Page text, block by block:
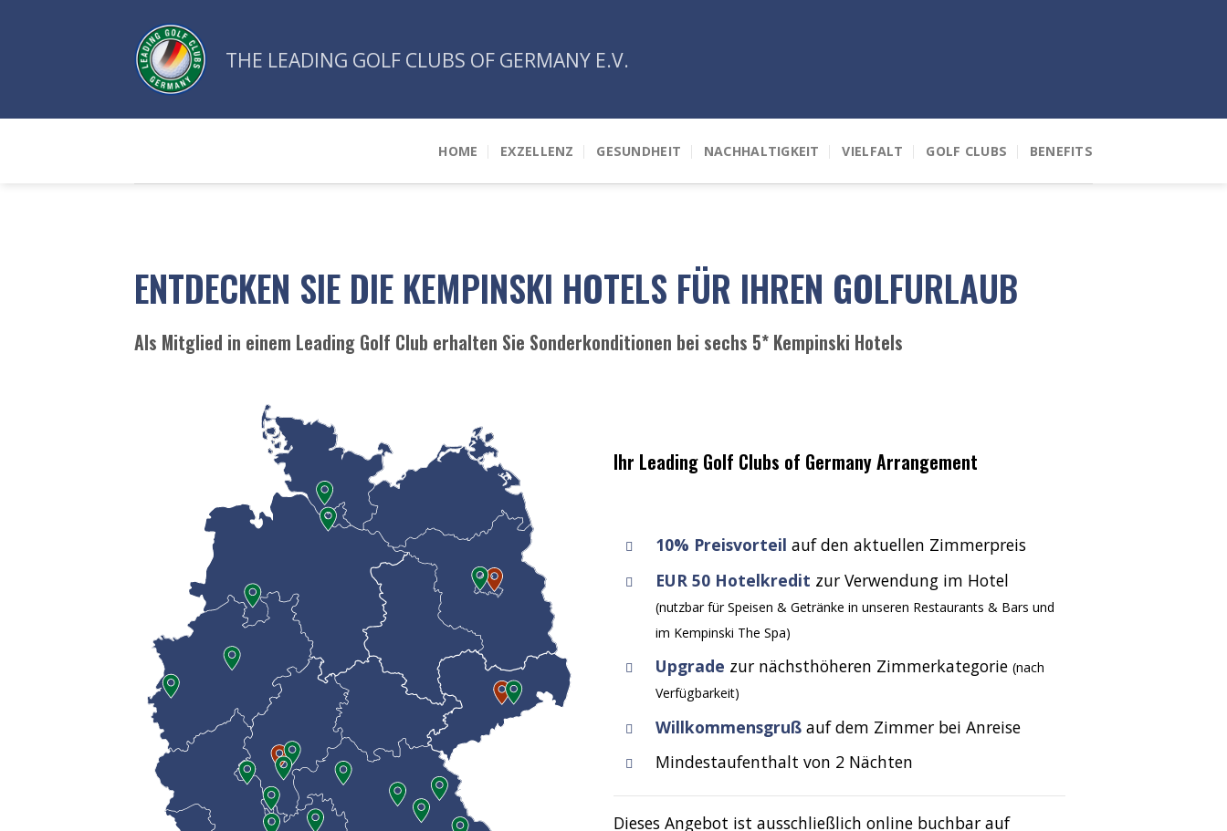
THE LEADING GOLF CLUBS OF GERMANY E.V.
HOME EXZELLENZ GESUNDHEIT NACHHALTIGKEIT VIELFALT GOLF CLUBS BENEFITS
ENTDECKEN SIE DIE KEMPINSKI HOTELS FÜR IHREN GOLFURLAUB
Als Mitglied in einem Leading Golf Club erhalten Sie Sonderkonditionen bei sechs 5* Kempinski Hotels
Ihr Leading Golf Clubs of Germany Arrangement
10% Preisvorteil auf den aktuellen Zimmerpreis
EUR 50 Hotelkredit zur Verwendung im Hotel
(nutzbar für Speisen & Getränke in unseren Restaurants & Bars und
im Kempinski The Spa)
Upgrade zur nächsthöheren Zimmerkategorie (nach
Verfügbarkeit)
Willkommensgrußauf dem Zimmer bei Anreise
Mindestaufenthalt von 2 Nächten
Dieses Angebot ist ausschließlich online buchbar auf